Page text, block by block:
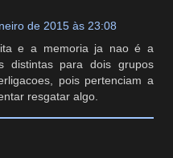
de 2015 às 23:08
e a memoria ja nao é a
distintas para dois grupos
pois pertenciam a
resgatar algo.